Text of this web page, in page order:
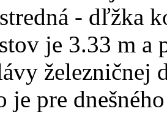
- dľžka
je 3.33 m a
je pre